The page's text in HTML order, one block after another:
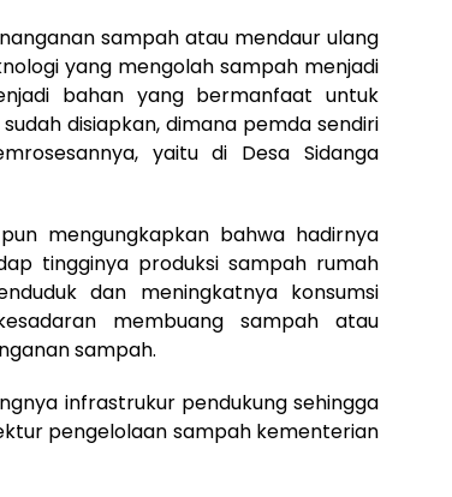
sampah atau mendaur ulang
yang mengolah sampah menjadi
bahan yang bermanfaat untuk
disiapkan, dimana pemda sendiri
yaitu di Desa Sidanga
mengungkapkan bahwa hadirnya
tingginya produksi sampah rumah
dan meningkatnya konsumsi
membuang sampah atau
sampah.
infrastrukur pendukung sehingga
pengelolaan sampah kementerian